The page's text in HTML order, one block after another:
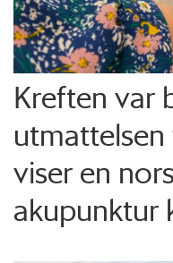
Kreften var
viser en
akupunktur